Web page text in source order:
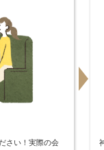
さい！実際の会